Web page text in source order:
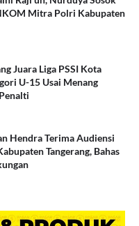
Mitra Polri Kabupaten
Juara Liga PSSI Kota
U-15 Usai Menang
Hendra Terima Audiensi
Tangerang, Bahas